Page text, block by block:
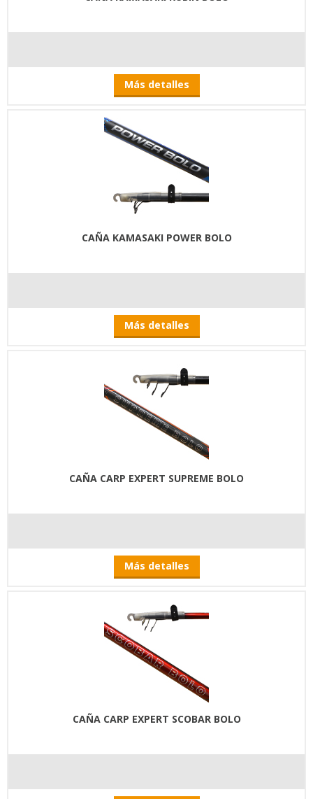
Más detalles
CAÑA KAMASAKI POWER BOLO
Más detalles
CAÑA CARP EXPERT SUPREME BOLO
Más detalles
CAÑA CARP EXPERT SCOBAR BOLO